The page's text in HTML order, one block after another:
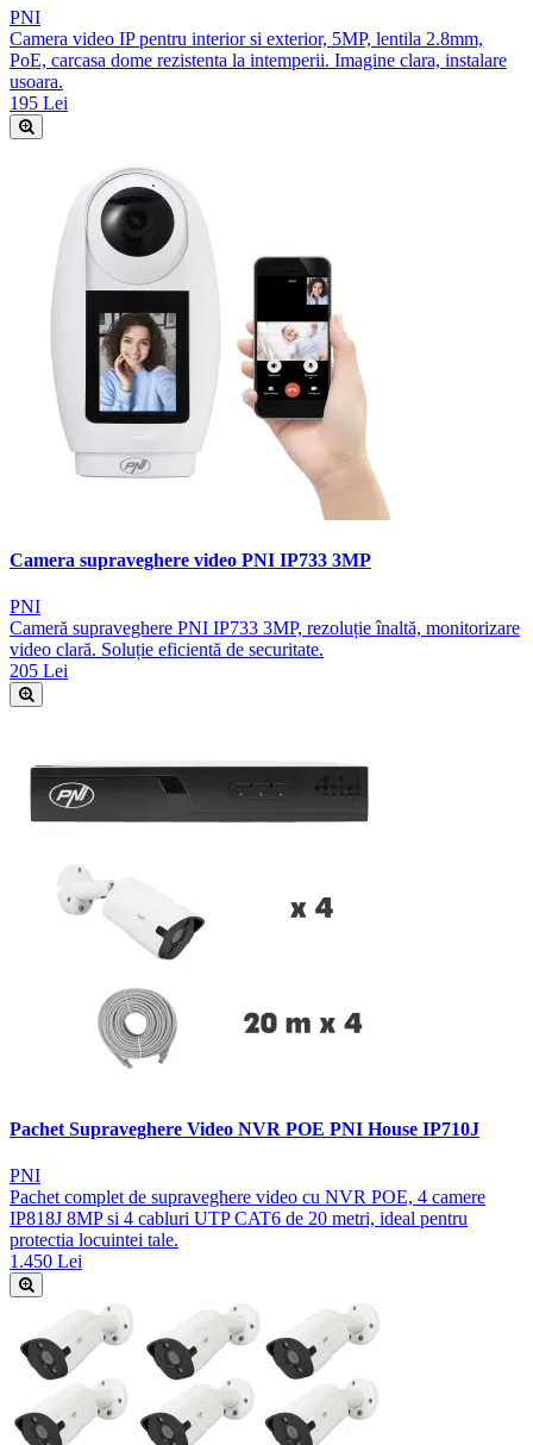
PNI
Camera video IP pentru interior si exterior, 5MP, lentila 2.8mm,
PoE, carcasa dome rezistenta la intemperii. Imagine clara, instalare
usoara.
195 Lei
Camera supraveghere video PNI IP733 3MP
PNI
Cameră supraveghere PNI IP733 3MP, rezoluție înaltă, monitorizare
video clară. Soluție eficientă de securitate.
205 Lei
Pachet Supraveghere Video NVR POE PNI House IP710J
PNI
Pachet complet de supraveghere video cu NVR POE, 4 camere
IP818J 8MP si 4 cabluri UTP CAT6 de 20 metri, ideal pentru
protectia locuintei tale.
1.450 Lei